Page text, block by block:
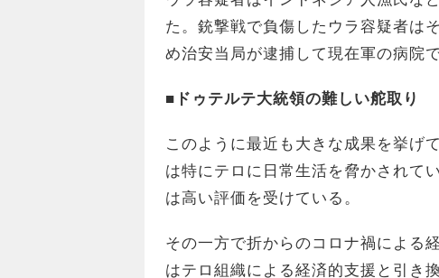
た。銃撃戦で負傷したウラ容疑者は
め治安当局が逮捕して現在軍の病院
■ドゥテルテ大統領の難しい舵取り
このように最近も大きな成果を挙げ
は特にテロに日常生活を脅かされて
は高い評価を受けている。
その一方で折からのコロナ禍による
はテロ組織による経済的支援と引き